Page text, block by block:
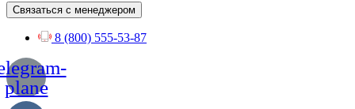
Связаться с менеджером
8 (800) 555-53-87
plane